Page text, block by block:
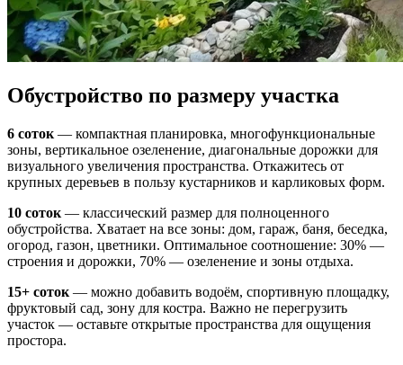
Обустройство по размеру участка
6 соток — компактная планировка, многофункциональные
зоны, вертикальное озеленение, диагональные дорожки для
визуального увеличения пространства. Откажитесь от
крупных деревьев в пользу кустарников и карликовых форм.
10 соток — классический размер для полноценного
обустройства. Хватает на все зоны: дом, гараж, баня, беседка,
огород, газон, цветники. Оптимальное соотношение: 30% —
строения и дорожки, 70% — озеленение и зоны отдыха.
15+ соток — можно добавить водоём, спортивную площадку,
фруктовый сад, зону для костра. Важно не перегрузить
участок — оставьте открытые пространства для ощущения
простора.